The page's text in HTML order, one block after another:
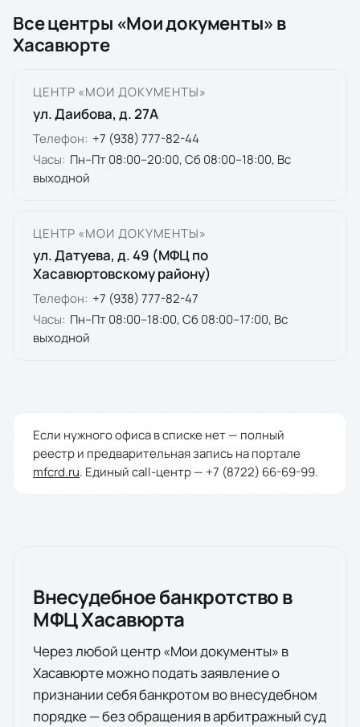
Все центры «Мои документы» в
Хасавюрте
ЦЕНТР «МОИ ДОКУМЕНТЫ»
ул. Даибова, д. 27А
Телефон: +7 (938) 777-82-44
Часы: Пн–Пт 08:00–20:00, Сб 08:00–18:00, Вс
выходной
ЦЕНТР «МОИ ДОКУМЕНТЫ»
ул. Датуева, д. 49 (МФЦ по
Хасавюртовскому району)
Телефон: +7 (938) 777-82-47
Часы: Пн–Пт 08:00–18:00, Сб 08:00–17:00, Вс
выходной
Если нужного офиса в списке нет — полный
реестр и предварительная запись на портале
mfcrd.ru. Единый call-центр — +7 (8722) 66-69-99.
Внесудебное банкротство в
МФЦХасавюрта
Через любой центр «Мои документы» в
Хасавюртеможно подать заявление о
признании себя банкротом во внесудебном
порядке — без обращения в арбитражный суд